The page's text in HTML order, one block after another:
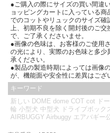
●ご購入の際にサイズの買い間違
ョッピングカートに入っている
でのコットやリュックのサイズ
上、初期不良を除く開封後のご
で、ご了承くださいませ。
●画像の色味は、お客様のご使用
の光により、実際のお色味と多少
承ください。
●製品の製造時期によっては画像
が、機能面や安全性に差異はござ
キーワード
新しい DOME dome COT cot ド
輪 小型犬 中型犬 ドライブボック
AIRBUGGY Airbuggy エアバギー